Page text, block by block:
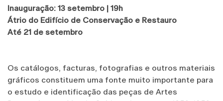
Inauguração: 13 setembro | 19h
Átrio do Edifício de Conservação e Restauro
Até 21 de setembro
Os catálogos, facturas, fotografias e outros materiais
gráficos constituem uma fonte muito importante para
o estudo e identificação das peças de Artes